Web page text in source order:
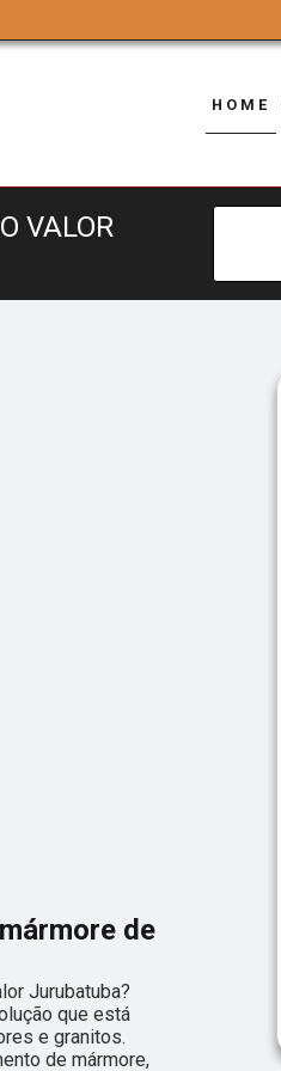
HOME
VALOR
de
Jurubatuba?
que está
e granitos.
de mármore,